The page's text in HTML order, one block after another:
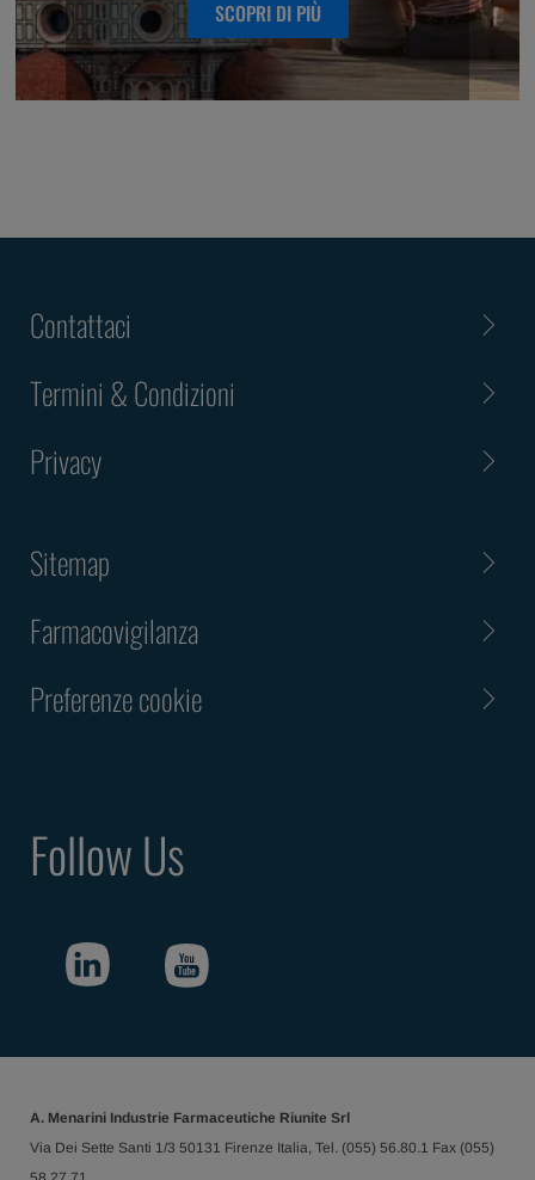
SCOPRI DI PIÙ
Contattaci
Termini & Condizioni
Privacy
Sitemap
Farmacovigilanza
Preferenze cookie
Follow Us
A. Menarini Industrie Farmaceutiche Riunite Srl
Via Dei Sette Santi 1/3 50131 Firenze Italia, Tel. (055) 56.80.1 Fax (055)